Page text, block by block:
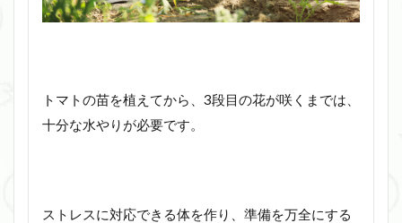
トマトの苗を植えてから、3段目の花が咲くまでは、
十分な水やりが必要です。
ストレスに対応できる体を作り、準備を万全にする